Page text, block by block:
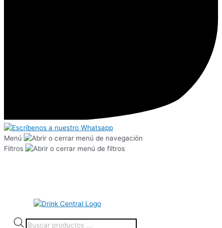
Menú
Filtros